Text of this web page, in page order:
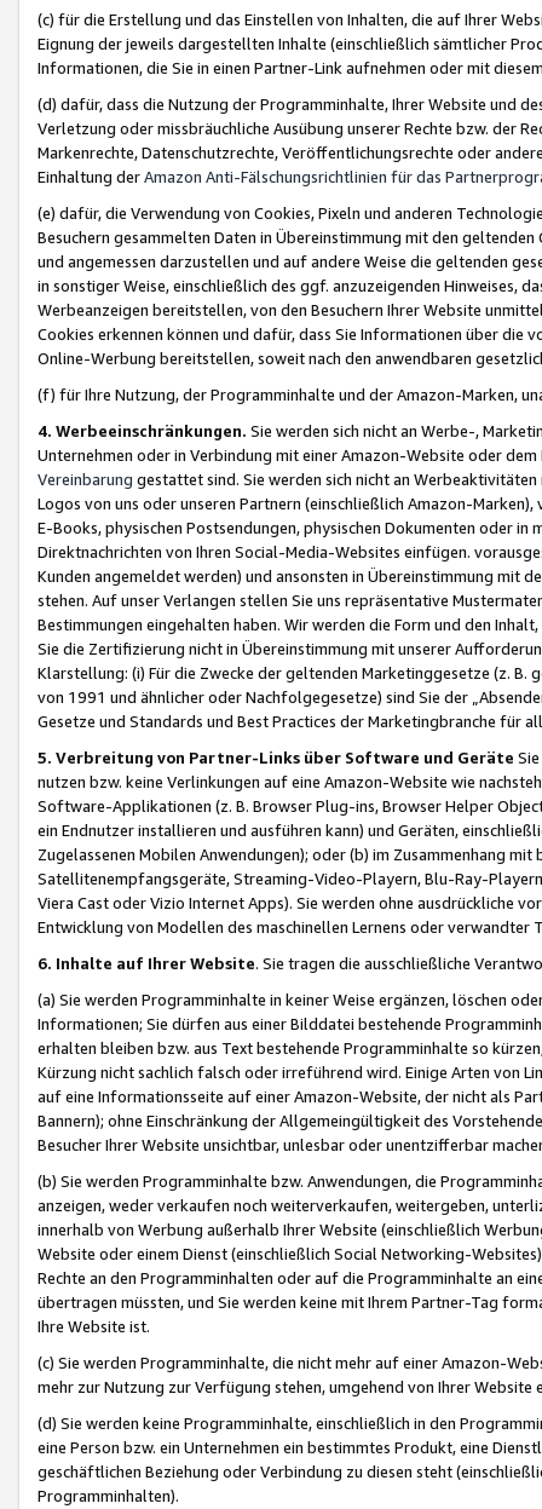
(c) für die Erstellung und das Einstellen von Inhalten, die auf Ihrer
Eignung der jeweils dargestellten Inhalte (einschließlich sämtlicher
Informationen, die Sie in einen Partner-Link aufnehmen oder mit
(d) dafür, dass die Nutzung der Programminhalte, Ihrer Website und
Verletzung oder missbräuchliche Ausübung unserer Rechte bzw. der
Markenrechte, Datenschutzrechte, Veröffentlichungsrechte oder
Einhaltung derAmazon Anti-Fälschungsrichtlinien für das
(e) dafür, die Verwendung von Cookies, Pixeln und anderen
Besuchern gesammelten Daten in Übereinstimmung mit den
und angemessen darzustellen und auf andere Weise die geltenden
in sonstiger Weise, einschließlich des ggf. anzuzeigenden Hinweises,
Werbeanzeigen bereitstellen, von den Besuchern Ihrer Website
Cookies erkennen können und dafür, dass Sie Informationen über die
Online-Werbung bereitstellen, soweit nach den anwendbaren
(f) für Ihre Nutzung, der Programminhalte und der Amazon-Marken,
4. Werbeeinschränkungen. Sie werden sich nicht an Werbe-,
Unternehmen oder in Verbindung mit einer Amazon-Website oder
Vereinbarung gestattet sind. Sie werden sich nicht an
Logos von uns oder unseren Partnern (einschließlich Amazon-
E-Books, physischen Postsendungen, physischen Dokumenten oder in
Direktnachrichten von Ihren Social-Media-Websites einfügen.
Kunden angemeldet werden) und ansonsten in Übereinstimmung mit
stehen. Auf unser Verlangen stellen Sie uns repräsentative
Bestimmungen eingehalten haben. Wir werden die Form und den
Sie die Zertifizierung nicht in Übereinstimmung mit unserer
Klarstellung: (i) Für die Zwecke der geltenden Marketinggesetze (z. B.
von 1991 und ähnlicher oder Nachfolgegesetze) sind Sie der
Gesetze und Standards und Best Practices der Marketingbranche für
5. Verbreitung von Partner-Links über Software und Geräte
nutzen bzw. keine Verlinkungen auf eine Amazon-Website wie
Software-Applikationen (z. B. Browser Plug-ins, Browser Helper
ein Endnutzer installieren und ausführen kann) und Geräten,
Zugelassenen Mobilen Anwendungen); oder (b) im Zusammenhang
Satellitenempfangsgeräte, Streaming-Video-Playern, Blu-Ray-
Viera Cast oder Vizio Internet Apps). Sie werden ohne ausdrückliche
Entwicklung von Modellen des maschinellen Lernens oder
6. Inhalte auf Ihrer Website. Sie tragen die ausschließliche
(a) Sie werden Programminhalte in keiner Weise ergänzen, löschen
Informationen; Sie dürfen aus einer Bilddatei bestehende
erhalten bleiben bzw. aus Text bestehende Programminhalte so
Kürzung nicht sachlich falsch oder irreführend wird. Einige Arten von
auf eine Informationsseite auf einer Amazon-Website, der nicht als
Bannern); ohne Einschränkung der Allgemeingültigkeit des
Besucher Ihrer Website unsichtbar, unlesbar oder unentzifferbar
(b) Sie werden Programminhalte bzw. Anwendungen, die
anzeigen, weder verkaufen noch weiterverkaufen, weitergeben,
innerhalb von Werbung außerhalb Ihrer Website (einschließlich
Website oder einem Dienst (einschließlich Social Networking-
Rechte an den Programminhalten oder auf die Programminhalte an
übertragen müssten, und Sie werden keine mit Ihrem Partner-Tag
Ihre Website ist.
(c) Sie werden Programminhalte, die nicht mehr auf einer Amazon-
mehr zur Nutzung zur Verfügung stehen, umgehend von Ihrer
(d) Sie werden keine Programminhalte, einschließlich in den
eine Person bzw. ein Unternehmen ein bestimmtes Produkt, eine
geschäftlichen Beziehung oder Verbindung zu diesen steht
Programminhalten).